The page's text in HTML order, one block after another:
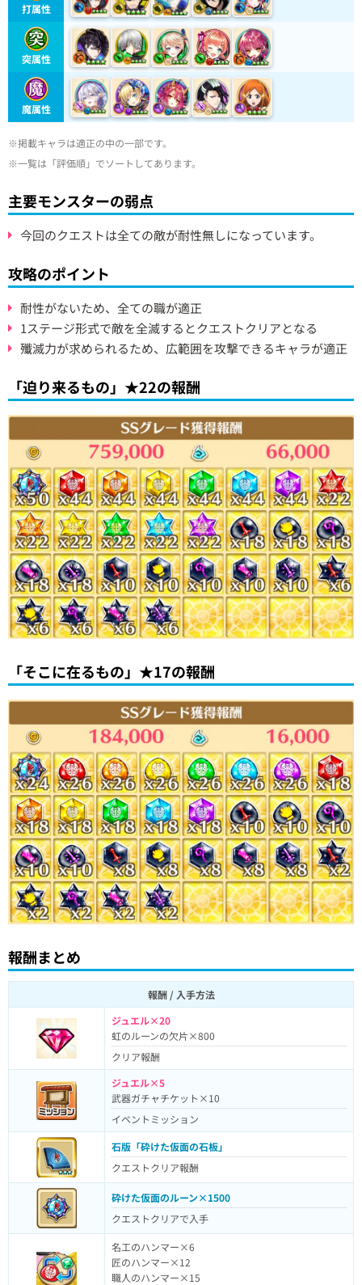
打属性
突属性
魔属性
※掲載キャラは適正の中の一部です。
※一覧は「評価順」でソートしてあります。
主要モンスターの弱点
今回のクエストは全ての敵が耐性無しになっています。
攻略のポイント
耐性がないため、全ての職が適正
1ステージ形式で敵を全滅するとクエストクリアとなる
殲滅力が求められるため、広範囲を攻撃できるキャラが適正
「迫り来るもの」★22の報酬
「そこに在るもの」★17の報酬
報酬まとめ
報酬 / 入手方法
ジュエル×20
虹のルーンの欠片×800
クリア報酬
ジュエル×5
武器ガチャチケット×10
イベントミッション
石版「砕けた仮面の石板」
クエストクリア報酬
砕けた仮面のルーン×1500
クエストクリアで入手
名工のハンマー×6
匠のハンマー×12
職人のハンマー×15